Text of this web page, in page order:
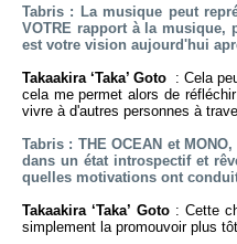
Tabris : La musique peut
VOTRE rapport à la musique,
est votre vision aujourd'hui
Takaakira ‘Taka’ Goto : Cela
cela me permet alors de
vivre à d'autres personnes à
Tabris : THE OCEAN et
dans un état introspectif et
quelles motivations ont
Takaakira ‘Taka’ Goto: Cette
simplement la promouvoir plus